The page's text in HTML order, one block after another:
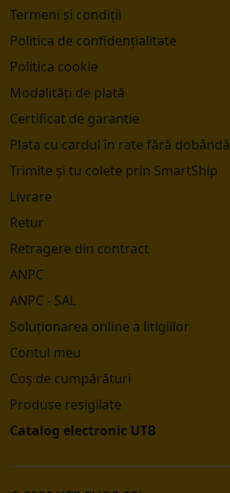
Termeni și condiții
Politica de confidențialitate
Politica cookie
Modalități de plată
Certificat de garantie
Plata cu cardul în rate fără dobândă
Trimite și tu colete prin SmartShip
Livrare
Retur
Retragere din contract
ANPC
ANPC - SAL
Soluționarea online a litigiilor
Contul meu
Coș de cumpărături
Produse resigilate
Catalog electronic UTB